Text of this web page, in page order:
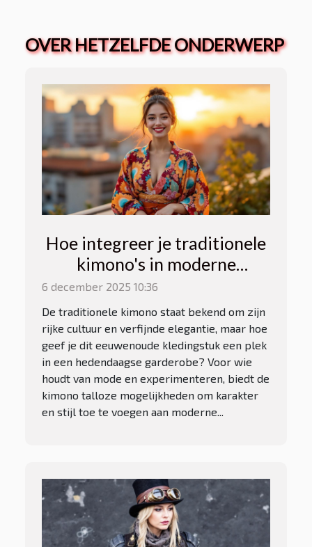
OVER HETZELFDE ONDERWERP
Hoe integreer je traditionele
kimono's in moderne
garderobes?
6 december 2025 10:36
De traditionele kimono staat bekend om zijn
rijke cultuur en verfijnde elegantie, maar hoe
geef je dit eeuwenoude kledingstuk een plek
in een hedendaagse garderobe? Voor wie
houdt van mode en experimenteren, biedt de
kimono talloze mogelijkheden om karakter
en stijl toe te voegen aan moderne...